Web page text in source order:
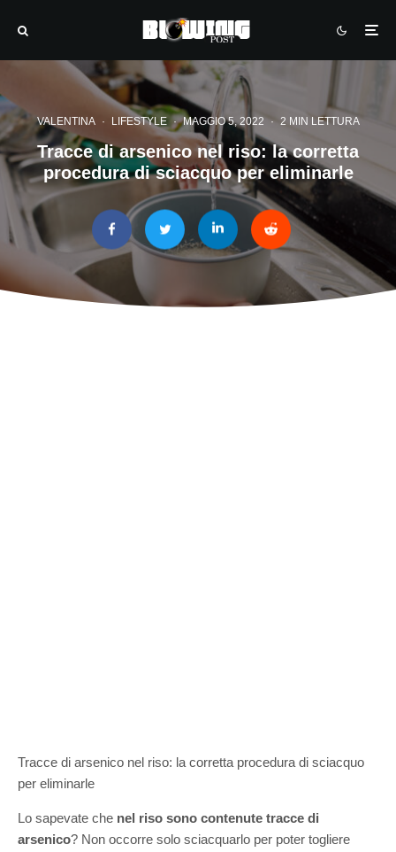
VALENTINA · LIFESTYLE · MAGGIO 5, 2022 · 2 MIN LETTURA
Tracce di arsenico nel riso: la corretta
procedura di sciacquo per eliminarle
Tracce di arsenico nel riso: la corretta procedura di sciacquo
per eliminarle
Lo sapevate che nel riso sono contenute tracce di
arsenico? Non occorre solo sciacquarlo per poter togliere